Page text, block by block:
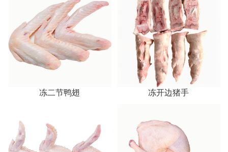
冻二节鸭翅 冻开边猪手